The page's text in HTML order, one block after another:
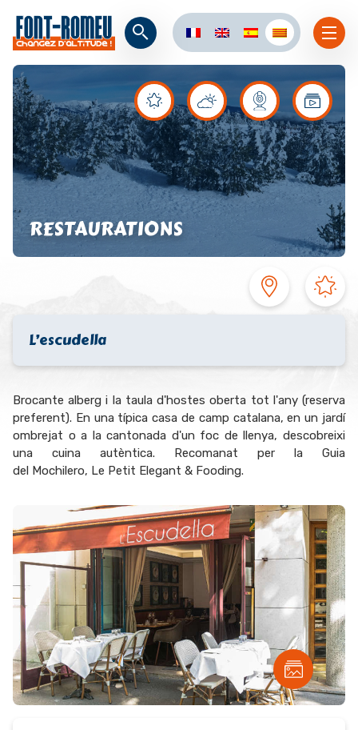
RESTAURATIONS
L’escudella
Brocante alberg i la taula d'hostes oberta tot l'any (reserva
preferent). En una típica casa de camp catalana, en un jardí
ombrejat o a la cantonada d'un foc de llenya, descobreixi
una cuina autèntica. Recomanat per la Guia
del Mochilero, Le Petit Elegant & Fooding.